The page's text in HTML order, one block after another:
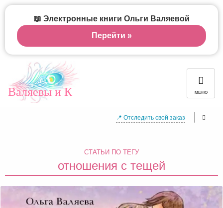
Валяевы и К МЕНЮ
📍 Отследить свой заказ
СТАТЬИ ПО ТЕГУ
отношения с тещей
📖 Электронные книги Ольги Валяевой
Перейти »